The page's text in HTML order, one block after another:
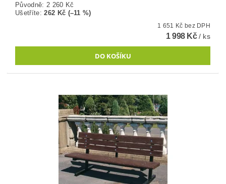
Původně: 2 260 Kč
Ušetříte:262 Kč (–11 %)
1 651 Kč bez DPH
1 998 Kč/ ks